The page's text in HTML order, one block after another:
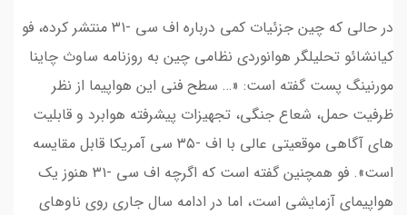
در حالی که چین جزئیات کمی درباره اف سی -۳۱ منتشر کرده، فو
کیانشائو تحلیلگر هوانوردی نظامی چین به روزنامه ساوث چاینا
مورنینگ پست گفته است: «… سطح فنی این هواپیما از نظر
ظرفیت حمل، شعاع جنگی، تجهیزات پیشرفته هوابرد و قابلیت
های آگاهی موقعیتی عالی با اف -۳۵ سی آمریکا قابل مقایسه
است». فو همچنین گفته است که اگرچه اف سی -۳۱ هنوز یک
هواپیمای آزمایشی است، اما در ادامه سال جاری روی ناوهای